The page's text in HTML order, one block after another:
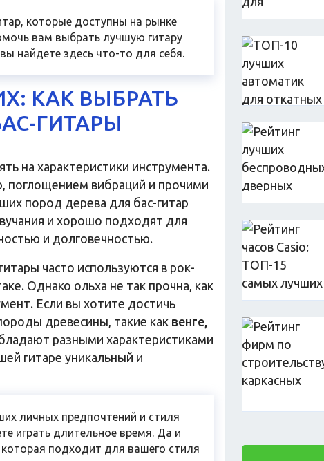
которые доступны на рынке
вам выбрать лучшую гитару
найдете здесь что-то для себя.
КАК ВЫБРАТЬ
ГИТАРЫ
на характеристики инструмента.
поглощением вибраций и прочими
пород дерева для бас-гитар
и хорошо подходят для
и долговечностью.
часто используются в рок-
Однако ольха не так прочна, как
Если вы хотите достичь
древесины, такие как венге,
разными характеристиками
гитаре уникальный и
личных предпочтений и стиля
играть длительное время. Да и
подходит для вашего стиля